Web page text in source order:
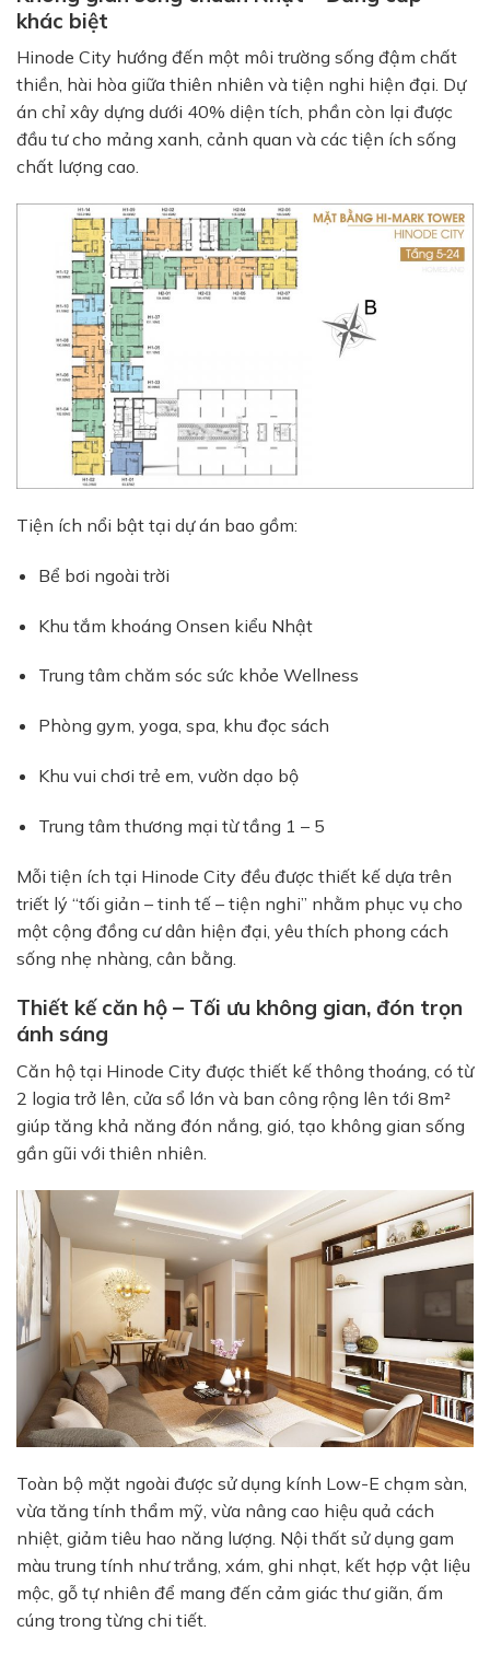
khác biệt
Hinode City hướng đến một môi trường sống đậm chất
thiền, hài hòa giữa thiên nhiên và tiện nghi hiện đại. Dự
án chỉ xây dựng dưới 40% diện tích, phần còn lại được
đầu tư cho mảng xanh, cảnh quan và các tiện ích sống
chất lượng cao.
Tiện ích nổi bật tại dự án bao gồm:
Bể bơi ngoài trời
Khu tắm khoáng Onsen kiểu Nhật
Trung tâm chăm sóc sức khỏe Wellness
Phòng gym, yoga, spa, khu đọc sách
Khu vui chơi trẻ em, vườn dạo bộ
Trung tâm thương mại từ tầng 1 – 5
Mỗi tiện ích tại Hinode City đều được thiết kế dựa trên
triết lý “tối giản – tinh tế – tiện nghi” nhằm phục vụ cho
một cộng đồng cư dân hiện đại, yêu thích phong cách
sống nhẹ nhàng, cân bằng.
Thiết kế căn hộ – Tối ưu không gian, đón trọn
ánh sáng
Căn hộ tại Hinode City được thiết kế thông thoáng, có từ
2 logia trở lên, cửa sổ lớn và ban công rộng lên tới 8m²
giúp tăng khả năng đón nắng, gió, tạo không gian sống
gần gũi với thiên nhiên.
Toàn bộ mặt ngoài được sử dụng kính Low-E chạm sàn,
vừa tăng tính thẩm mỹ, vừa nâng cao hiệu quả cách
nhiệt, giảm tiêu hao năng lượng. Nội thất sử dụng gam
màu trung tính như trắng, xám, ghi nhạt, kết hợp vật liệu
mộc, gỗ tự nhiên để mang đến cảm giác thư giãn, ấm
cúng trong từng chi tiết.